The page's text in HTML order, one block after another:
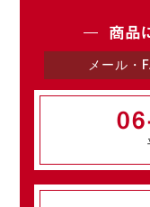
商品
メール・